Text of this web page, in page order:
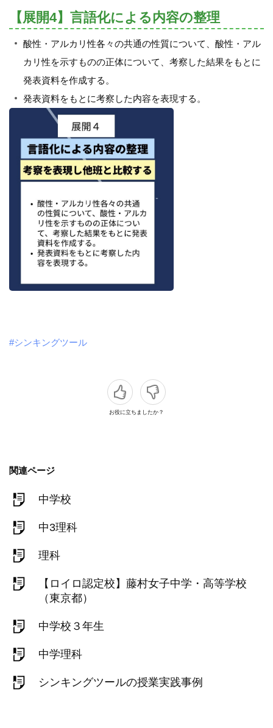
【展開4】言語化による内容の整理
酸性・アルカリ性各々の共通の性質について、酸性・アル
カリ性を示すものの正体について、考察した結果をもとに
発表資料を作成する。
発表資料をもとに考察した内容を表現する。
#シンキングツール
お役に立ちましたか？
関連ページ
中学校
中3理科
理科
【ロイロ認定校】藤村女子中学・高等学校
（東京都）
中学校３年生
中学理科
シンキングツールの授業実践事例